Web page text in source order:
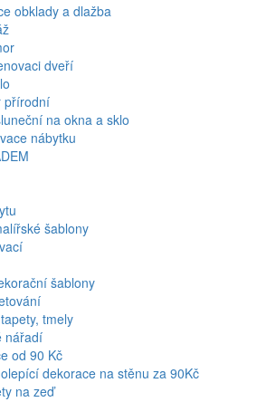
obklady a dlažba
dveří
přírodní
na okna a sklo
nábytku
šablony
šablony
tmely
nářadí
od 90 Kč
dekorace na stěnu za 90Kč
na zeď